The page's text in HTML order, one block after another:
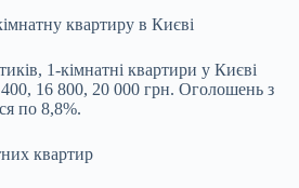
квартиру в Києві
1-кімнатні квартири у Києві
16 800, 20 000 грн. Оголошень з
по 8,8%.
квартир